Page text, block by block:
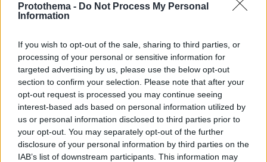
Protothema - Do Not Process My Personal
Information
If you wish to opt-out of the sale, sharing to third parties, or
processing of your personal or sensitive information for
targeted advertising by us, please use the below opt-out
section to confirm your selection. Please note that after your
opt-out request is processed you may continue seeing
interest-based ads based on personal information utilized by
us or personal information disclosed to third parties prior to
your opt-out. You may separately opt-out of the further
disclosure of your personal information by third parties on the
IAB’s list of downstream participants. This information may
Ασθενής ξυλοκόπησε νοσηλεύτρια στα Επείγοντα
του Ερυθρού Σταυρού, την άρπαξε από τα μαλλιά
και τη χτύπησε σε πόρτες - Τι καταγγέλλει η
ΠΟΕΔΗΝ
09.08.2026, 10:51